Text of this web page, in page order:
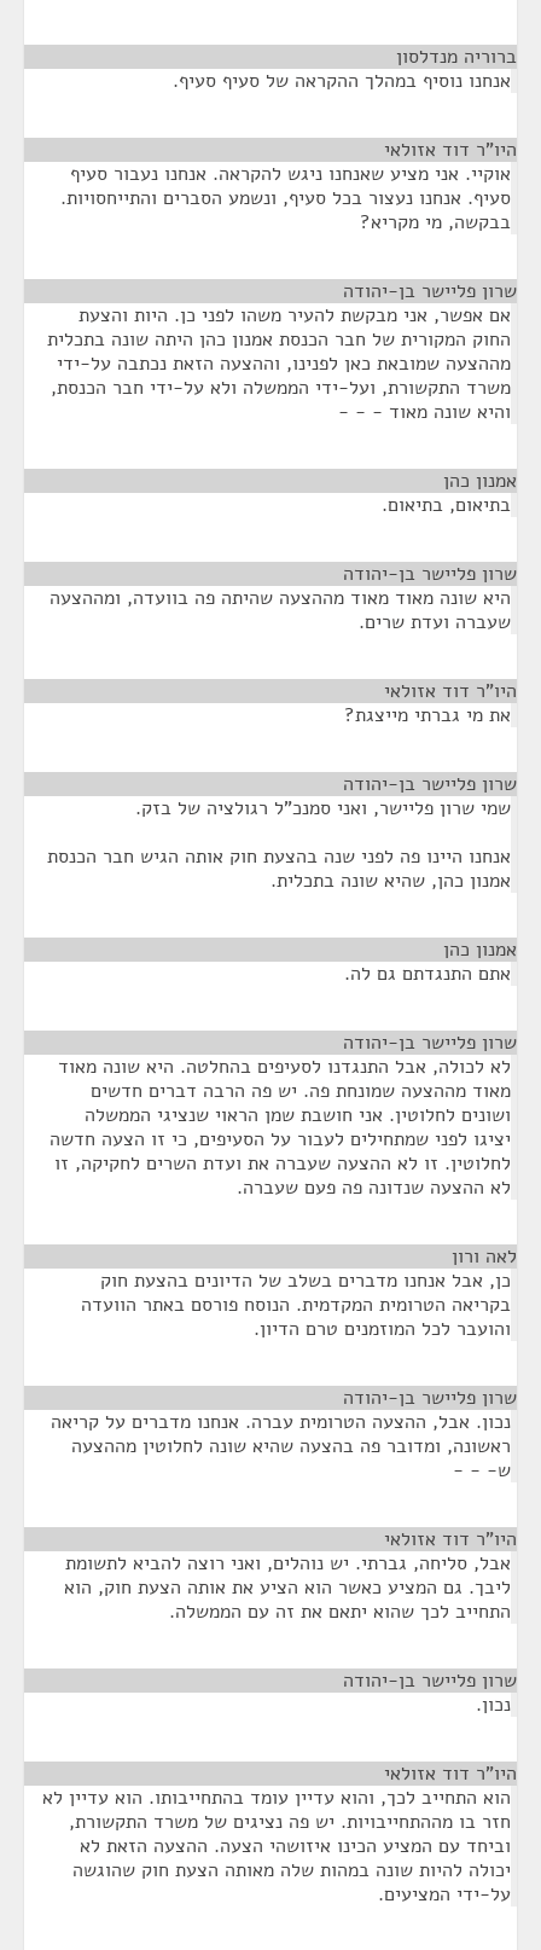
ברוריה מנדלסון
אנחנו נוסיף במהלך ההקראה של סעיף סעיף.
היו"ר דוד אזולאי
אוקיי. אני מציע שאנחנו ניגש להקראה. אנחנו נעבור סעיף
סעיף. אנחנו נעצור בכל סעיף, ונשמע הסברים והתייחסויות.
בבקשה, מי מקריא?
שרון פליישר בן-יהודה
אם אפשר, אני מבקשת להעיר משהו לפני כן. היות והצעת
החוק המקורית של חבר הכנסת אמנון כהן היתה שונה בתכלית
מההצעה שמובאת כאן לפנינו, וההצעה הזאת נכתבה על-ידי
משרד התקשורת, ועל-ידי הממשלה ולא על-ידי חבר הכנסת,
והיא שונה מאוד - - -
אמנון כהן
בתיאום, בתיאום.
שרון פליישר בן-יהודה
היא שונה מאוד מאוד מההצעה שהיתה פה בוועדה, ומההצעה
שעברה ועדת שרים.
היו"ר דוד אזולאי
את מי גברתי מייצגת?
שרון פליישר בן-יהודה
שמי שרון פליישר, ואני סמנכ"ל רגולציה של בזק.
אנחנו היינו פה לפני שנה בהצעת חוק אותה הגיש חבר הכנסת
אמנון כהן, שהיא שונה בתכלית.
אמנון כהן
אתם התנגדתם גם לה.
שרון פליישר בן-יהודה
לא לכולה, אבל התנגדנו לסעיפים בהחלטה. היא שונה מאוד
מאוד מההצעה שמונחת פה. יש פה הרבה דברים חדשים
ושונים לחלוטין. אני חושבת שמן הראוי שנציגי הממשלה
יציגו לפני שמתחילים לעבור על הסעיפים, כי זו הצעה חדשה
לחלוטין. זו לא ההצעה שעברה את ועדת השרים לחקיקה, זו
לא ההצעה שנדונה פה פעם שעברה.
לאה ורון
כן, אבל אנחנו מדברים בשלב של הדיונים בהצעת חוק
בקריאה הטרומית המקדמית. הנוסח פורסם באתר הוועדה
והועבר לכל המוזמנים טרם הדיון.
שרון פליישר בן-יהודה
נכון. אבל, ההצעה הטרומית עברה. אנחנו מדברים על קריאה
ראשונה, ומדובר פה בהצעה שהיא שונה לחלוטין מההצעה
ש- - -
היו"ר דוד אזולאי
אבל, סליחה, גברתי. יש נוהלים, ואני רוצה להביא לתשומת
ליבך. גם המציע כאשר הוא הציע את אותה הצעת חוק, הוא
התחייב לכך שהוא יתאם את זה עם הממשלה.
שרון פליישר בן-יהודה
נכון.
היו"ר דוד אזולאי
הוא התחייב לכך, והוא עדיין עומד בהתחייבותו. הוא עדיין לא
חזר בו מההתחייבויות. יש פה נציגים של משרד התקשורת,
וביחד עם המציע הכינו איזושהי הצעה. ההצעה הזאת לא
יכולה להיות שונה במהות שלה מאותה הצעת חוק שהוגשה
על-ידי המציעים.